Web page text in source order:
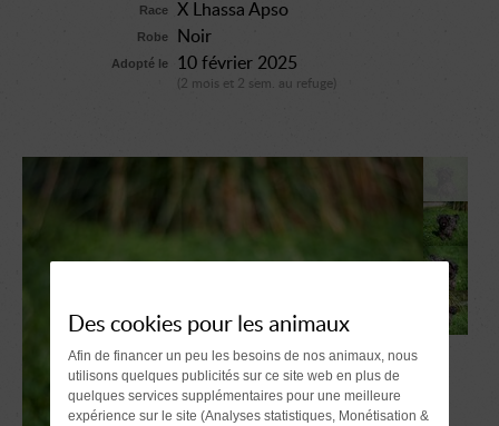
Race X Lhassa Apso
Robe Noir
Adopté le 10 février 2025
(2 mois et 2 sem. au refuge)
Des cookies pour les animaux
Afin de financer un peu les besoins de nos animaux, nous
utilisons quelques publicités sur ce site web en plus de
quelques services supplémentaires pour une meilleure
expérience sur le site (Analyses statistiques, Monétisation &